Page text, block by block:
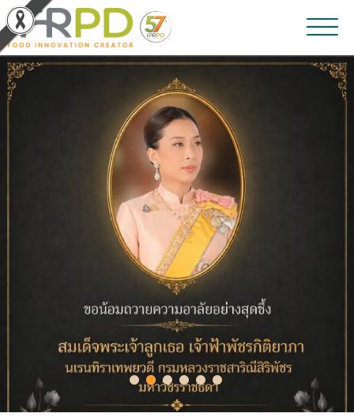
ผลงานวิจัยและนวัตกรรม
ผลิตภัณฑ์และจำหน่าย
ข่าวประชาสัมพันธ์
รับข้อร้องเรียนและข้อเสนอแนะ
ระบบสารสนเทศ (ใน)